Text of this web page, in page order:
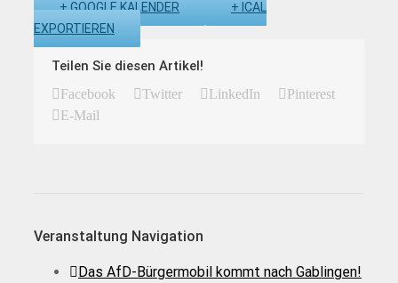
+ GOOGLE KALENDER
+ ICAL
EXPORTIEREN
Teilen Sie diesen Artikel!
Facebook Twitter LinkedIn
Pinterest
E-Mail
Veranstaltung Navigation
Das AfD-Bürgermobil kommt nach Gablingen!